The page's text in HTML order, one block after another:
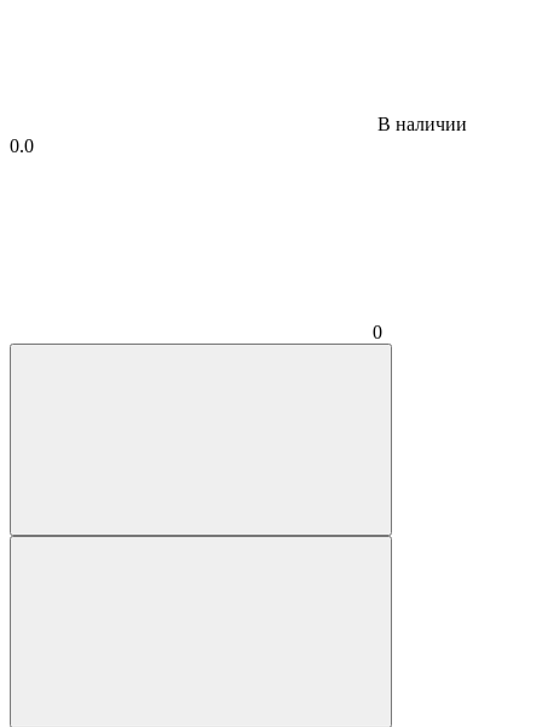
В наличии
0.0
0